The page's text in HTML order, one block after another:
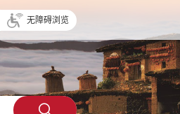
无障碍浏览